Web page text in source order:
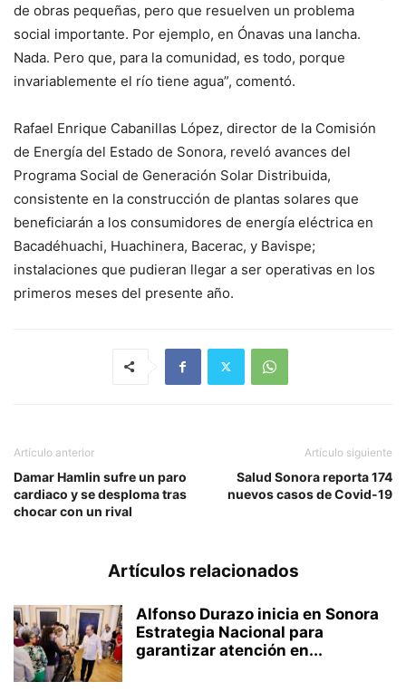
de obras pequeñas, pero que resuelven un problema
social importante. Por ejemplo, en Ónavas una lancha.
Nada. Pero que, para la comunidad, es todo, porque
invariablemente el río tiene agua”, comentó.
Rafael Enrique Cabanillas López, director de la Comisión
de Energía del Estado de Sonora, reveló avances del
Programa Social de Generación Solar Distribuida,
consistente en la construcción de plantas solares que
beneficiarán a los consumidores de energía eléctrica en
Bacadéhuachi, Huachinera, Bacerac, y Bavispe;
instalaciones que pudieran llegar a ser operativas en los
primeros meses del presente año.
Artículo anterior
Damar Hamlin sufre un paro
cardiaco y se desploma tras
chocar con un rival
Artículo siguiente
Salud Sonora reporta 174
nuevos casos de Covid-19
Artículos relacionados
Alfonso Durazo inicia en Sonora
Estrategia Nacional para
garantizar atención en...